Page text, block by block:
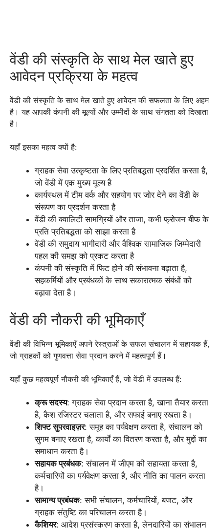
वेंडी की संस्कृति के साथ मेल खाते हुए
आवेदन प्रक्रिया के महत्व
वेंडी की संस्कृति के साथ मेल खाते हुए आवेदन की सफलता के लिए अहम
है। यह आपकी कंपनी की मूल्यों और उम्मीदों के साथ संगतता को दिखाता
है।
यहाँ इसका महत्व क्यों है:
ग्राहक सेवा उत्कृष्टता के लिए प्रतिबद्धता प्रदर्शित करता है,
जो वेंडी में एक मुख्य मूल्य है
कार्यस्थल में टीम वर्क और सहयोग पर जोर देने का वेंडी के
संरूपण का प्रदर्शन करता है
वेंडी की क्वालिटी सामग्रियों और ताजा, कभी फ्रोजन बीफ के
प्रति प्रतिबद्धता को साझा करता है
वेंडी की समुदाय भागीदारी और वैश्विक सामाजिक जिम्मेदारी
पहल की समझ को प्रकट करता है
कंपनी की संस्कृति में फिट होने की संभावना बढ़ाता है,
सहकर्मियों और प्रबंधकों के साथ सकारात्मक संबंधों को
बढ़ावा देता है।
वेंडी की नौकरी की भूमिकाएँ
वेंडी की विभिन्न भूमिकाएँ अपने रेस्त्राओं के सफल संचालन में सहायक हैं,
जो ग्राहकों को गुणवत्ता सेवा प्रदान करने में महत्वपूर्ण हैं।
यहाँ कुछ महत्वपूर्ण नौकरी की भूमिकाएँ हैं, जो वेंडी में उपलब्ध हैं:
क्रू सदस्य: ग्राहक सेवा प्रदान करता है, खाना तैयार करता
है, कैश रजिस्टर चलाता है, और सफाई बनाए रखता है।
शिफ्ट सुपरवाइज़र: समूह का पर्यवेक्षण करता है, संचालन को
सुगम बनाए रखता है, कार्यों का वितरण करता है, और मुद्दों का
समाधान करता है।
सहायक प्रबंधक: संचालन में जीएम की सहायता करता है,
कर्मचारियों का पर्यवेक्षण करता है, और नीति का पालन करता
है।
सामान्य प्रबंधक: सभी संचालन, कर्मचारियों, बजट, और
ग्राहक संतुष्टि का परिचालन करता है।
कैशियर: आदेश प्रसंस्करण करता है, लेनदारियों का संभालन